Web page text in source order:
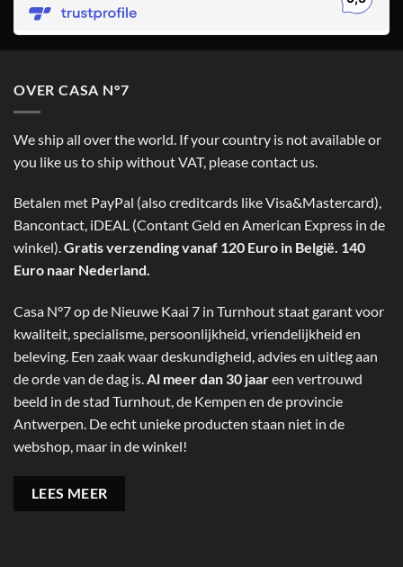
OVER CASA N°7
We ship all over the world. If your country is not available or
you like us to ship without VAT, please contact us.
Betalen met PayPal (also creditcards like Visa&Mastercard),
Bancontact, iDEAL (Contant Geld en American Express in de
winkel).Gratis verzending vanaf 120 Euro in België. 140
Euro naar Nederland.
Casa N°7 op de Nieuwe Kaai 7 in Turnhout staat garant voor
kwaliteit, specialisme, persoonlijkheid, vriendelijkheid en
beleving. Een zaak waar deskundigheid, advies en uitleg aan
de orde van de dag is.Al meer dan 30 jaareen vertrouwd
beeld in de stad Turnhout, de Kempen en de provincie
Antwerpen. De echt unieke producten staan niet in de
webshop, maar in de winkel!
LEES MEER